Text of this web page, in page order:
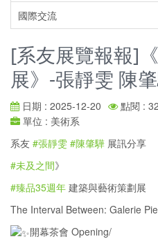
國際交流
[系友展覽報報]
展》-張靜雯 陳
日期 : 2025-12-20 點閱 :
單位 : 美術系
系友 #張靜雯 #陳肇驊 展訊分享
#未及之間》
#臻品35週年 建築與藝術策劃展
The Interval Between: Galerie
開幕茶會 Opening/